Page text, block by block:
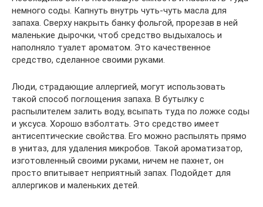
немного соды. Капнуть внутрь чуть-чуть масла для
запаха. Сверху накрыть банку фольгой, прорезав в ней
маленькие дырочки, чтоб средство выдыхалось и
наполняло туалет ароматом. Это качественное
средство, сделанное своими руками.
Люди, страдающие аллергией, могут использовать
такой способ поглощения запаха. В бутылку с
распылителем залить воду, всыпать туда по ложке соды
и уксуса. Хорошо взболтать. Это средство имеет
антисептические свойства. Его можно распылять прямо
в унитаз, для удаления микробов. Такой ароматизатор,
изготовленный своими руками, ничем не пахнет, он
просто впитывает неприятный запах. Подойдет для
аллергиков и маленьких детей.